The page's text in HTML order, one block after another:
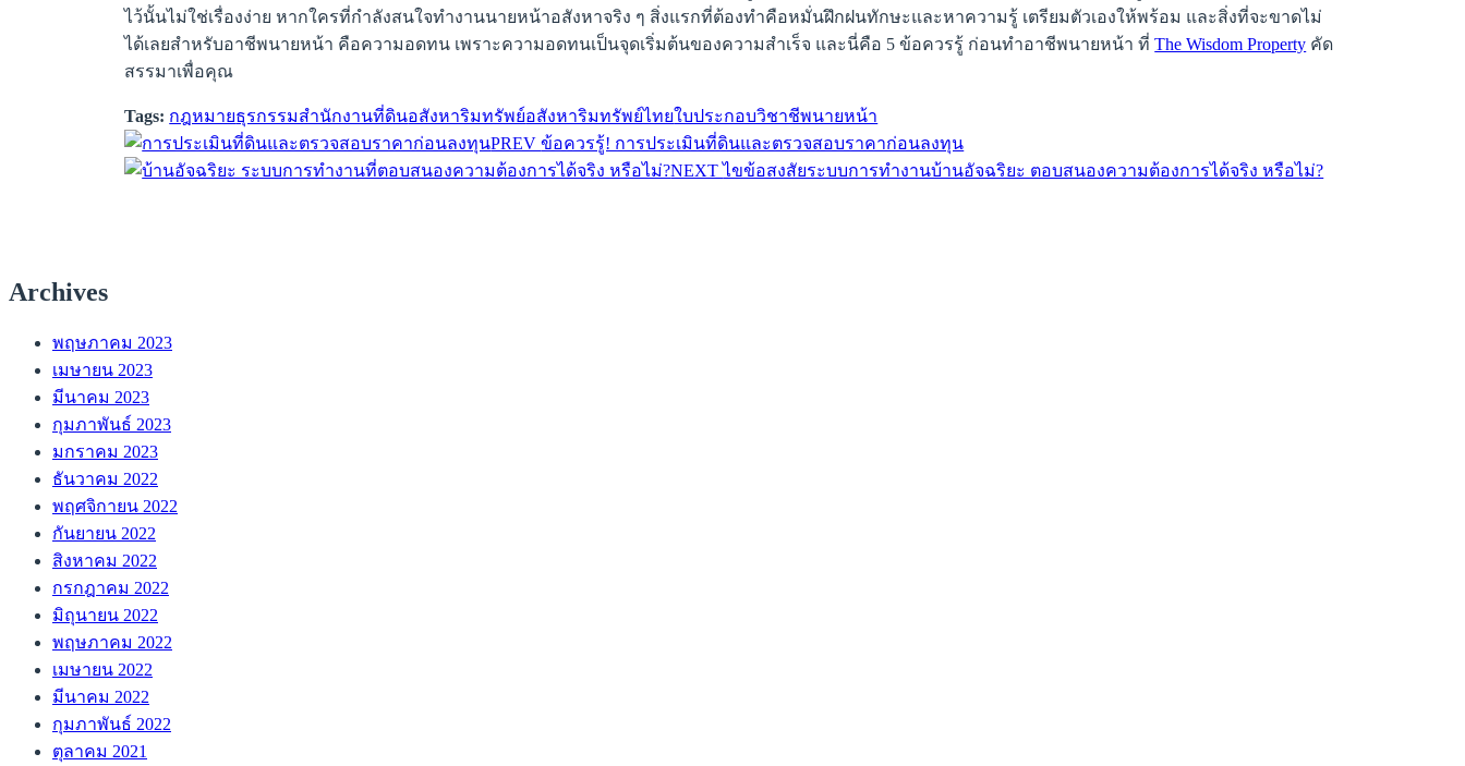
ไว้นั้นไม่ใช่เรื่องง่าย หากใครที่กำลังสนใจทำงานนายหน้าอสังหาจริง ๆ สิ่งแรกที่ต้องทำคือหมั่นฝึกฝนทักษะและหาความรู้ เตรียมตัวเองให้พร้อม และสิ่งที่จะขาดไม่
ได้เลยสำหรับอาชีพนายหน้า คือความอดทน เพราะความอดทนเป็นจุดเริ่มต้นของความสำเร็จ และนี่คือ 5 ข้อควรรู้ ก่อนทำอาชีพนายหน้า ที่The Wisdom Property คัด
สรรมาเพื่อคุณ
Tags: กฎหมายธุรกรรมสำนักงานที่ดินอสังหาริมทรัพย์อสังหาริมทรัพย์ไทยใบประกอบวิชาชีพนายหน้า
แนะแนว
PREVข้อควรรู้! การประเมินที่ดินและตรวจสอบราคาก่อนลงทุน
NEXTไขข้อสงสัยระบบการทำงานบ้านอัจฉริยะ ตอบสนองความต้องการได้จริง หรือไม่?
Archives
พฤษภาคม 2023
เมษายน 2023
มีนาคม 2023
กุมภาพันธ์ 2023
มกราคม 2023
ธันวาคม 2022
พฤศจิกายน 2022
กันยายน 2022
สิงหาคม 2022
กรกฎาคม 2022
มิถุนายน 2022
พฤษภาคม 2022
เมษายน 2022
มีนาคม 2022
กุมภาพันธ์ 2022
ตุลาคม 2021